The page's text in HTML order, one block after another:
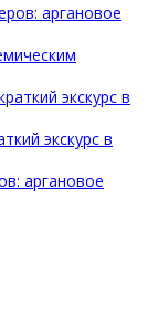
аргановое
экскурс в
экскурс в
аргановое